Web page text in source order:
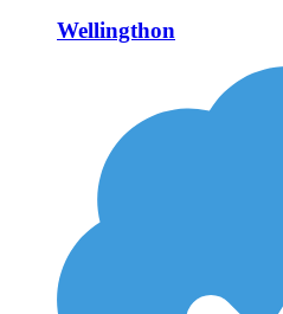
Wellingthon